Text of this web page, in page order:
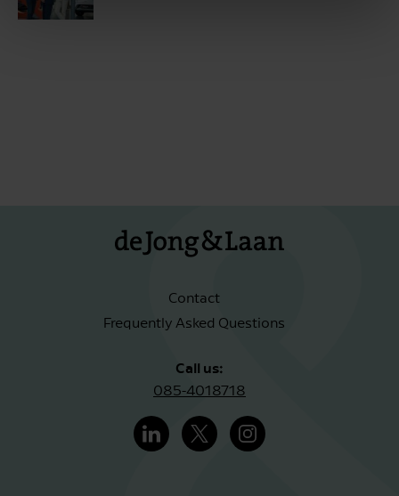
Contact
Frequently Asked Questions
Call us:
085-4018718